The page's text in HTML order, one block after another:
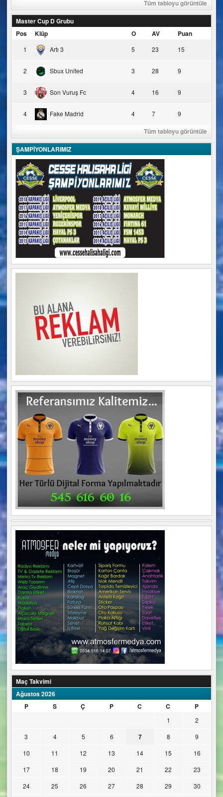
Tüm tabloyu görüntüle
Master Cup D Grubu
Pos
Klüp O AV Puan
1 Artı 3 5 23 15
2 Sbux United 3 28 9
3 Son Vuruş Fc 4 16 9
4 Fake Madrid 4 7 9
Tüm tabloyu görüntüle
ŞAMPİYONLARIMIZ
Maç Takvimi
Ağustos 2026
P
S Ç P C C P
1
2
3
4 5 6 7 8
9
10
11 12 13 14 15
16
17
18 19 20 21 22
23
24
25 26 27 28 29
30